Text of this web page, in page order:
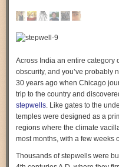
So wherever you’ve been,
going, know this: you’re with me
Across India an entire category
obscurity, and you’ve probably
30 years ago when Chicago
trip to the country and
stepwells. Like gates to the
temples were designed as a
regions where the climate
most months, with a few weeks
Thousands of stepwells were